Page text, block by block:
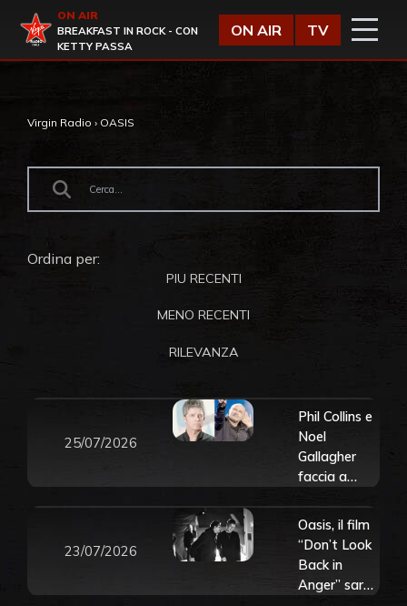
Virgin Radio
ON AIR
BREAKFAST IN ROCK - CON
KETTY PASSA
ON AIR TV
Virgin Radio › OASIS
Ordina per:
PIU RECENTI
MENO RECENTI
RILEVANZA
25/07/2026
Phil Collins e
Noel
Gallagher
faccia a
Rock & Roll
Hall of
Fame: “Gli
concedo il
beneficio del
23/07/2026
Oasis, il film
“Don’t Look
Back in
Anger” sarà